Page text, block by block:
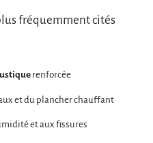
fréquemment cités
renforcée
et du plancher chauffant
et aux fissures